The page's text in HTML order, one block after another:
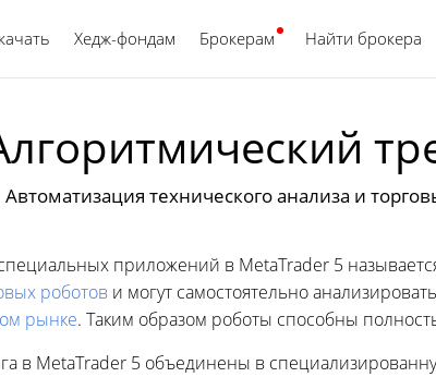
Хедж-фондам Брокерам Найти брокера
Русский
Автоматизация технического анализа и
приложений в MetaTrader 5
роботов и могут самостоятельно
рынке. Таким образом роботы способны
в MetaTrader 5 объединены в